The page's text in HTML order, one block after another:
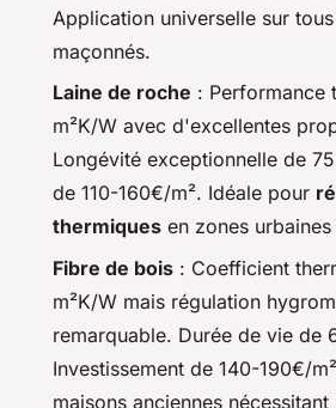
Application universelle sur
maçonnés.
Laine de roche : Performance
m²K/W avec d'excellentes
Longévité exceptionnelle de
de 110-160€/m². Idéale pour
thermiques en zones urbaines
Fibre de bois : Coefficient
m²K/W mais régulation
remarquable. Durée de vie de
Investissement de 140-190€/
maisons anciennes